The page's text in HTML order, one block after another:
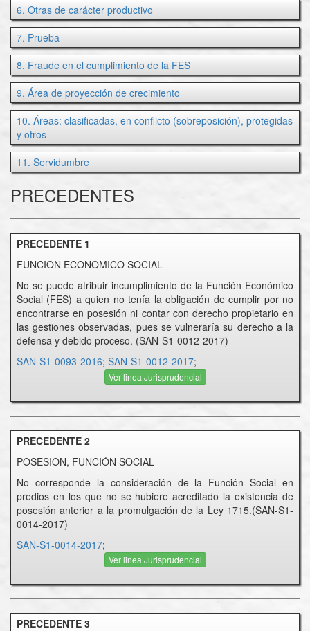
6. Otras de carácter productivo
7. Prueba
8. Fraude en el cumplimiento de la FES
9. Área de proyección de crecimiento
10. Áreas: clasificadas, en conflicto (sobreposición), protegidas
y otros
11. Servidumbre
PRECEDENTES
PRECEDENTE 1
FUNCION ECONOMICO SOCIAL
No se puede atribuir incumplimiento de la Función Económico
Social (FES) a quien no tenía la obligación de cumplir por no
encontrarse en posesión ni contar con derecho propietario en
las gestiones observadas, pues se vulneraría su derecho a la
defensa y debido proceso. (SAN-S1-0012-2017)
SAN-S1-0093-2016; SAN-S1-0012-2017;
Ver linea Jurisprudencial
PRECEDENTE 2
POSESION, FUNCIÓN SOCIAL
No corresponde la consideración de la Función Social en
predios en los que no se hubiere acreditado la existencia de
posesión anterior a la promulgación de la Ley 1715.(SAN-S1-
0014-2017)
SAN-S1-0014-2017;
Ver linea Jurisprudencial
PRECEDENTE 3